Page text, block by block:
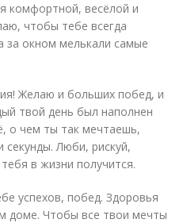
комфортной, весёлой и
чтобы тебе всегда
за окном мелькали самые
Желаю и больших побед, и
твой день был наполнен
о чем ты так мечтаешь,
секунды. Люби, рискуй,
в жизни получится.
успехов, побед. Здоровья
доме. Чтобы все твои мечты